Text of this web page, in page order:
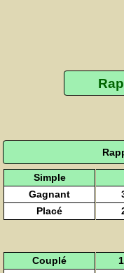
Simple
Gagnant
Placé
Couplé